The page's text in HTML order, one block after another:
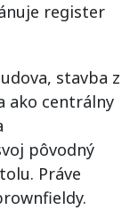
register
stavba z
ako centrálny
pôvodný
Práve